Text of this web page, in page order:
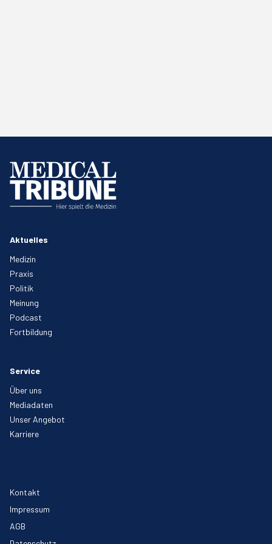
Aktuelles
Medizin
Praxis
Politik
Meinung
Podcast
Fortbildung
Service
Über uns
Mediadaten
Unser Angebot
Karriere
Kontakt
Impressum
AGB